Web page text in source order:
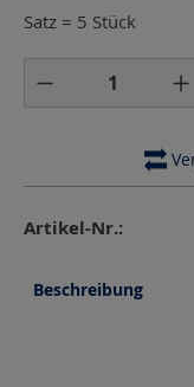
Satz = 5 Stück
Produkt
Artikel-Nr.:
Beschreibung